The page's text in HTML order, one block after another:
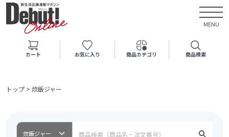
MENU
カート お気に入り 商品カテゴリ 商品検索
トップ > 炊飯ジャー